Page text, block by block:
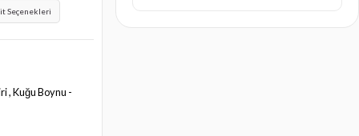
Seçenekleri
, Kuğu Boynu -